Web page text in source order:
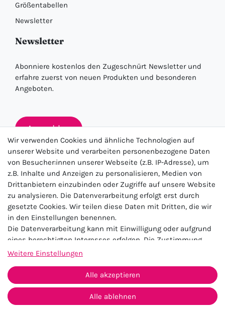
Größentabellen
Newsletter
Newsletter
Abonniere kostenlos den Zugeschnürt Newsletter und
erfahre zuerst von neuen Produkten und besonderen
Angeboten.
Anmelden
★★★★★
4.5 / 5.0 (23.143)
Impressum Daten­schutz­erklärung
AGB
Widerrufs­recht
Kontakt
Vertrag widerrufen
Wir verwenden Cookies und ähnliche Technologien auf
unserer Website und verarbeiten personenbezogene Daten
von Besucher:innen unserer Webseite (z.B. IP-Adresse), um
z.B. Inhalte und Anzeigen zu personalisieren, Medien von
Drittanbietern einzubinden oder Zugriffe auf unsere Website
zu analysieren. Die Datenverarbeitung erfolgt erst durch
gesetzte Cookies. Wir teilen diese Daten mit Dritten, die wir
in den Einstellungen benennen.
Die Datenverarbeitung kann mit Einwilligung oder aufgrund
eines berechtigten Interesses erfolgen. Die Zustimmung
kann erteilt oder abgelehnt werden. Es besteht das Recht,
Zeitpunkt zu ändern oder zu widerrufen. Beachten Sie unser
Impressumund weitere Hinweise zur Verwendung
personenbezogener Daten in unserer
Weitere Einstellungen
Alle akzeptieren
Alle ablehnen